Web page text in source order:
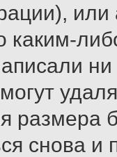
каким-
размера
снова и